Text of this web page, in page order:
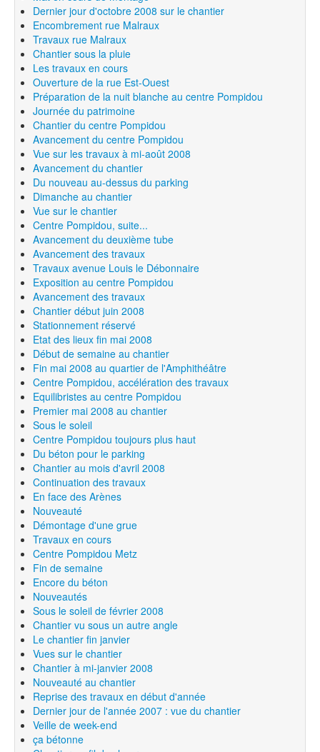
Dernier jour d'octobre 2008 sur le chantier
Encombrement rue Malraux
Travaux rue Malraux
Chantier sous la pluie
Les travaux en cours
Ouverture de la rue Est-Ouest
Préparation de la nuit blanche au centre Pompidou
Journée du patrimoine
Chantier du centre Pompidou
Avancement du centre Pompidou
Vue sur les travaux à mi-août 2008
Avancement du chantier
Du nouveau au-dessus du parking
Dimanche au chantier
Vue sur le chantier
Centre Pompidou, suite...
Avancement du deuxième tube
Avancement des travaux
Travaux avenue Louis le Débonnaire
Exposition au centre Pompidou
Avancement des travaux
Chantier début juin 2008
Stationnement réservé
Etat des lieux fin mai 2008
Début de semaine au chantier
Fin mai 2008 au quartier de l'Amphithéâtre
Centre Pompidou, accélération des travaux
Equilibristes au centre Pompidou
Premier mai 2008 au chantier
Sous le soleil
Centre Pompidou toujours plus haut
Du béton pour le parking
Chantier au mois d'avril 2008
Continuation des travaux
En face des Arènes
Nouveauté
Démontage d'une grue
Travaux en cours
Centre Pompidou Metz
Fin de semaine
Encore du béton
Nouveautés
Sous le soleil de février 2008
Chantier vu sous un autre angle
Le chantier fin janvier
Vues sur le chantier
Chantier à mi-janvier 2008
Nouveauté au chantier
Reprise des travaux en début d'année
Dernier jour de l'année 2007 : vue du chantier
Veille de week-end
ça bétonne